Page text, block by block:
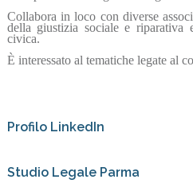
Collabora in loco con diverse
della giustizia sociale e riparativa
civica.
È interessato al tematiche legate al
Profilo LinkedIn
Studio Legale Parma